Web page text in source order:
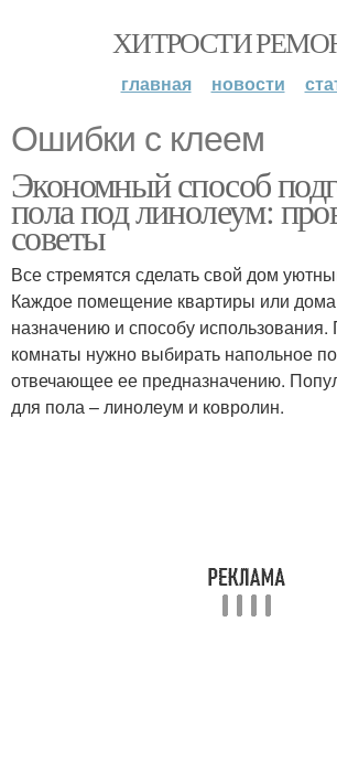
ХИТРОСТИ
главная новости
Ошибки с клеем
Экономный способ
пола под линолеум:
советы
Все стремятся сделать свой дом
Каждое помещение квартиры или дома
назначению и способу использования.
комнаты нужно выбирать напольное
отвечающее ее предназначению.
для пола – линолеум и ковролин.